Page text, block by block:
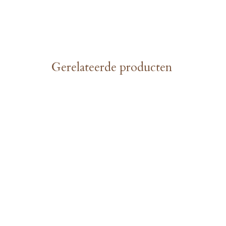
Gerelateerde producten